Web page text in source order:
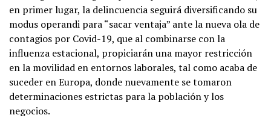
en primer lugar, la delincuencia seguirá diversificando su
modus operandi para “sacar ventaja” ante la nueva ola de
contagios por Covid-19, que al combinarse con la
influenza estacional, propiciarán una mayor restricción
en la movilidad en entornos laborales, tal como acaba de
suceder en Europa, donde nuevamente se tomaron
determinaciones estrictas para la población y los
negocios.